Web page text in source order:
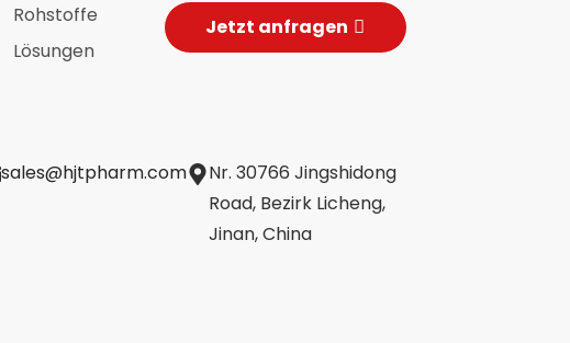
Rohstoffe
Lösungen
Jetzt anfragen
sales@hjtpharm.com
Nr. 30766 Jingshidong
Road, Bezirk Licheng,
Jinan, China